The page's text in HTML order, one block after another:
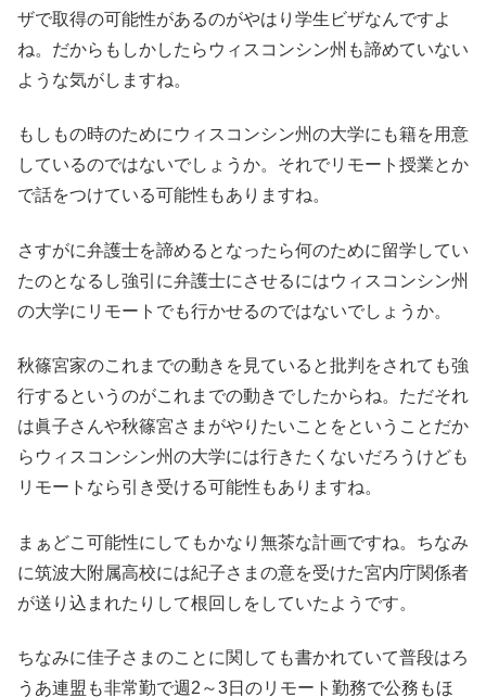
ザで取得の可能性があるのがやはり学生ビザなんですよ
ね。だからもしかしたらウィスコンシン州も諦めていない
ような気がしますね。
もしもの時のためにウィスコンシン州の大学にも籍を用意
しているのではないでしょうか。それでリモート授業とか
で話をつけている可能性もありますね。
さすがに弁護士を諦めるとなったら何のために留学してい
たのとなるし強引に弁護士にさせるにはウィスコンシン州
の大学にリモートでも行かせるのではないでしょうか。
秋篠宮家のこれまでの動きを見ていると批判をされても強
行するというのがこれまでの動きでしたからね。ただそれ
は眞子さんや秋篠宮さまがやりたいことをということだか
らウィスコンシン州の大学には行きたくないだろうけども
リモートなら引き受ける可能性もありますね。
まぁどこ可能性にしてもかなり無茶な計画ですね。ちなみ
に筑波大附属高校には紀子さまの意を受けた宮内庁関係者
が送り込まれたりして根回しをしていたようです。
ちなみに佳子さまのことに関しても書かれていて普段はろ
うあ連盟も非常勤で週2～3日のリモート勤務で公務もほ